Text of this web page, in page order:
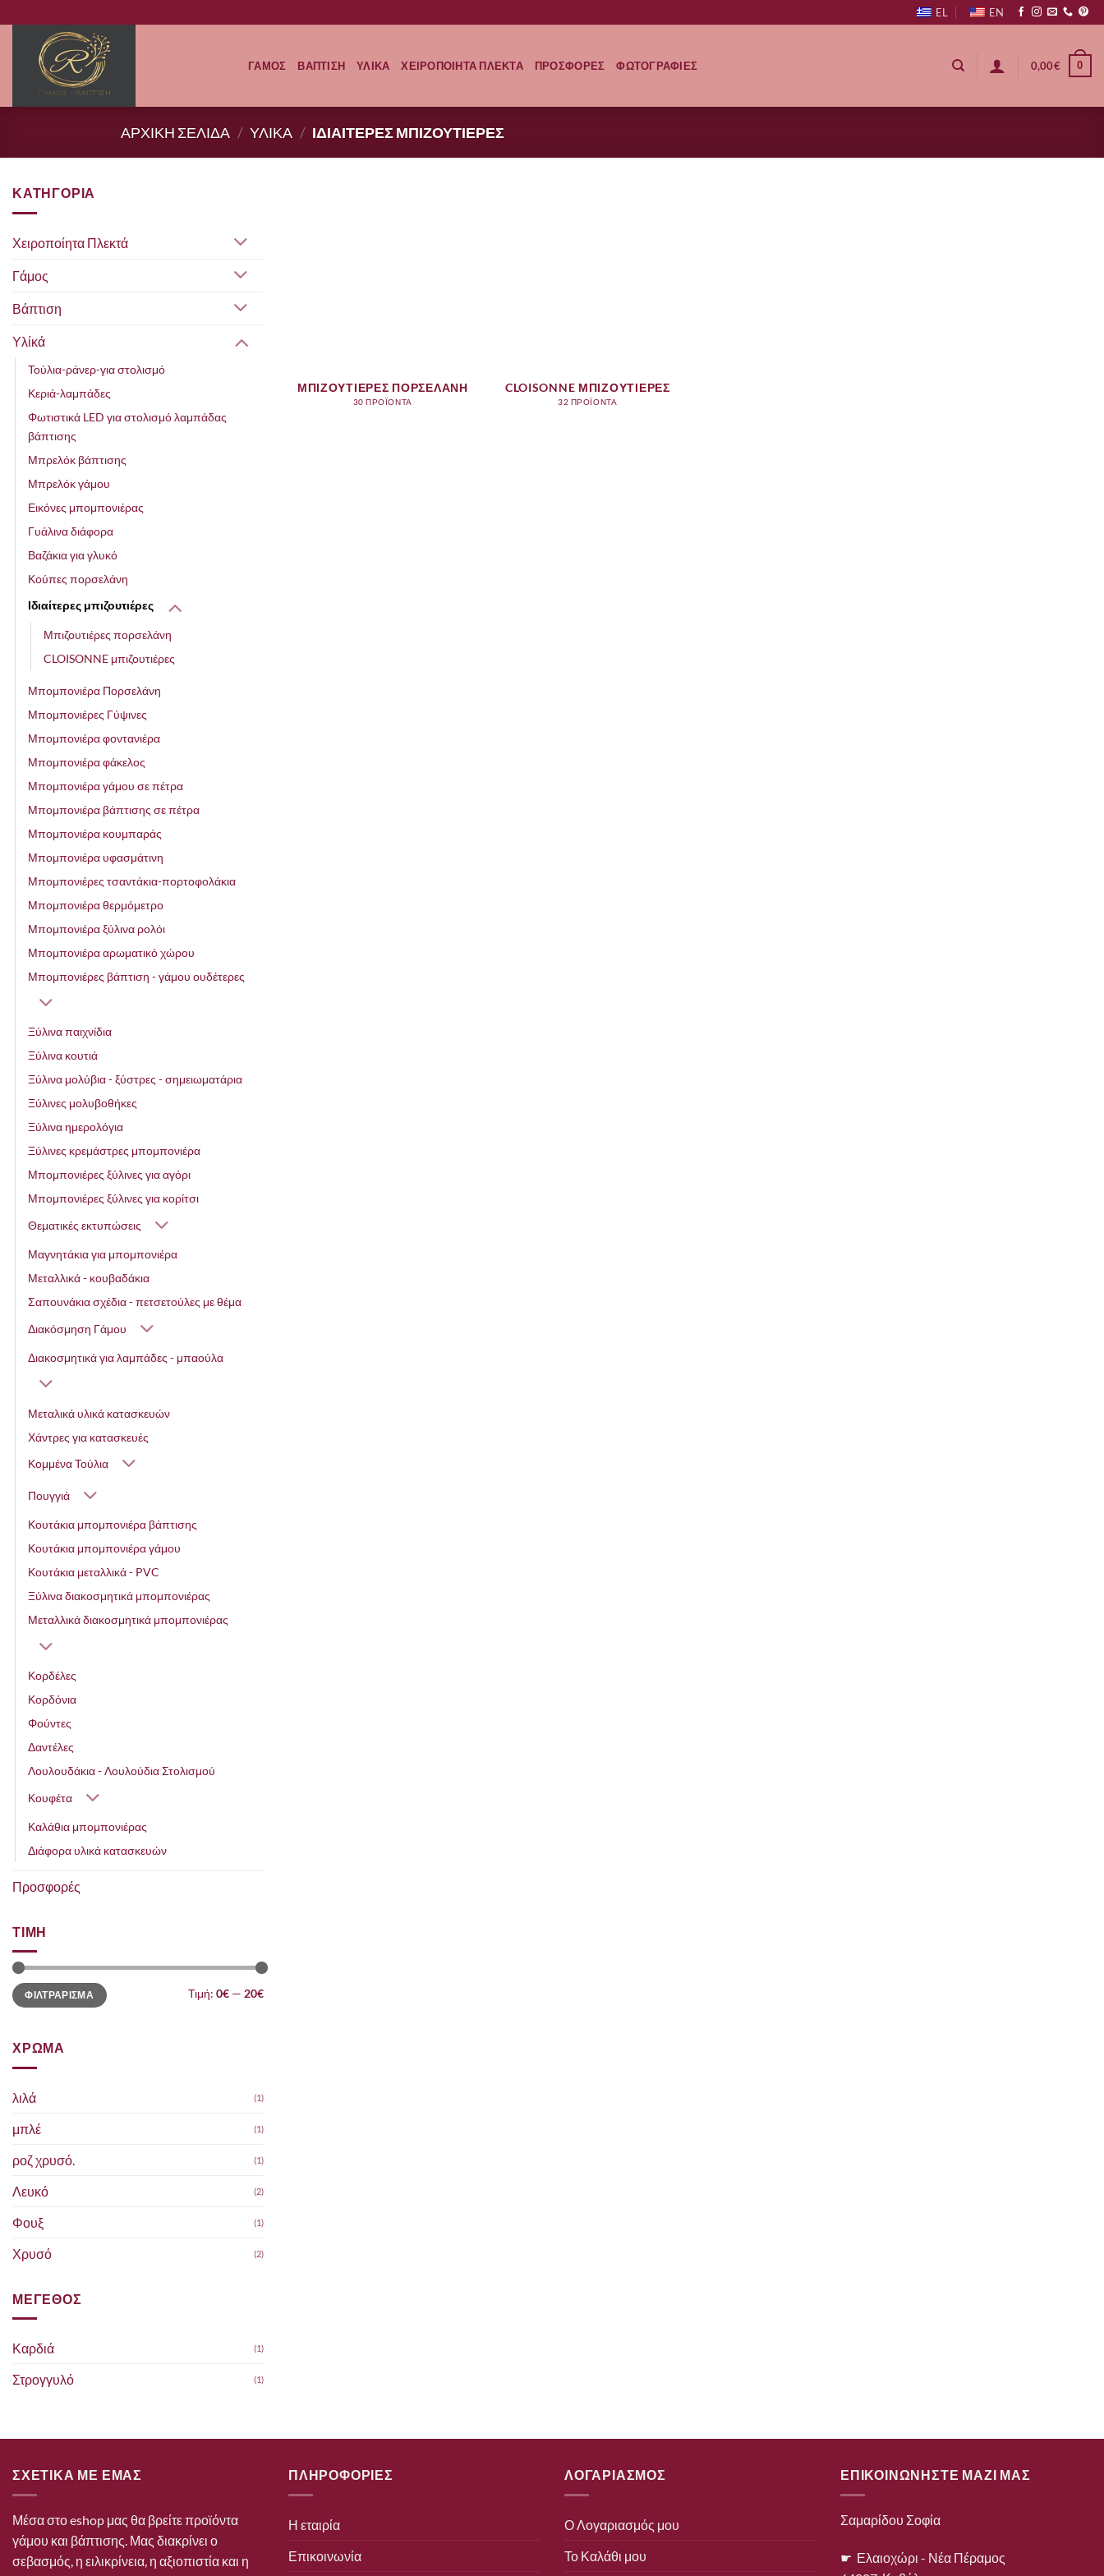
στο
περιεχόμενο
EL EN
ΓΑΜΟΣ ΒΑΠΤΙΣΗ ΥΛΙΚΑ ΧΕΙΡΟΠΟΙΗΤΑ ΠΛΕΚΤΑ ΠΡΟΣΦΟΡΕΣ ΦΩΤΟΓΡΑΦΙΕΣ 0,00€ 0
ΑΡΧΙΚΗ ΣΕΛΙΔΑ / ΥΛΙΚΑ / ΙΔΙΑΙΤΕΡΕΣ ΜΠΙΖΟΥΤΙΕΡΕΣ
ΚΑΤΗΓΟΡΙΑ
Χειροποίητα Πλεκτά
Γάμος
Βάπτιση
Υλίκά
Τούλια-ράνερ-για στολισμό
Κεριά-λαμπάδες
Φωτιστικά LED για στολισμό λαμπάδας
βάπτισης
Μπρελόκ βάπτισης
Μπρελόκ γάμου
Εικόνες μπομπονιέρας
Γυάλινα διάφορα
Βαζάκια για γλυκό
Κούπες πορσελάνη
Ιδιαίτερες μπιζουτιέρες
Μπιζουτιέρες πορσελάνη
CLOISONNE μπιζουτιέρες
Μπομπονιέρα Πορσελάνη
Μπομπονιέρες Γύψινες
Μπομπονιέρα φοντανιέρα
Μπομπονιέρα φάκελος
Μπομπονιέρα γάμου σε πέτρα
Μπομπονιέρα βάπτισης σε πέτρα
Μπομπονιέρα κουμπαράς
Μπομπονιέρα υφασμάτινη
Μπομπονιέρες τσαντάκια-πορτοφολάκια
Μπομπονιέρα θερμόμετρο
Μπομπονιέρα ξύλινα ρολόι
Μπομπονιέρα αρωματικό χώρου
Μπομπονιέρες βάπτιση - γάμου ουδέτερες
Ξύλινα παιχνίδια
Ξύλινα κουτιά
Ξύλινα μολύβια - ξύστρες - σημειωματάρια
Ξύλινες μολυβοθήκες
Ξύλινα ημερολόγια
Ξύλινες κρεμάστρες μπομπονιέρα
Μπομπονιέρες ξύλινες για αγόρι
Μπομπονιέρες ξύλινες για κορίτσι
Θεματικές εκτυπώσεις
Μαγνητάκια για μπομπονιέρα
Μεταλλικά - κουβαδάκια
Σαπουνάκια σχέδια - πετσετούλες με θέμα
Διακόσμηση Γάμου
Διακοσμητικά για λαμπάδες - μπαούλα
Μεταλικά υλικά κατασκευών
Χάντρες για κατασκευές
Κομμένα Τούλια
Πουγγιά
Κουτάκια μπομπονιέρα βάπτισης
Κουτάκια μπομπονιέρα γάμου
Κουτάκια μεταλλικά - PVC
Ξύλινα διακοσμητικά μπομπονιέρας
Μεταλλικά διακοσμητικά μπομπονιέρας
Κορδέλες
Κορδόνια
Φούντες
Δαντέλες
Λουλουδάκια - Λουλούδια Στολισμού
Κουφέτα
Καλάθια μπομπονιέρας
Διάφορα υλικά κατασκευών
Προσφορές
ΤΙΜΗ
Ελάχιστη
τιμή
Μέγιστη
τιμήΦΙΛΤΡΑΡΙΣΜΑ Τιμή: 0€ — 20€
ΧΡΩΜΑ
λιλά (1)
μπλέ (1)
ροζ χρυσό. (1)
Λευκό (2)
Φουξ (1)
Χρυσό (2)
ΜΕΓΕΘΟΣ
Καρδιά (1)
Στρογγυλό (1)
ΜΠΙΖΟΥΤΙΕΡΕΣ ΠΟΡΣΕΛΑΝΗ
30 ΠΡΟΪΟΝΤΑ
CLOISONNE ΜΠΙΖΟΥΤΙΕΡΕΣ
32 ΠΡΟΪΟΝΤΑ
ΣΧΕΤΙΚΑ ΜΕ ΕΜΑΣ
Μέσα στο eshop μας θα βρείτε προϊόντα
γάμου και βάπτισης. Μας διακρίνει ο
σεβασμός, η ειλικρίνεια, η αξιοπιστία και η
ΠΛΗΡΟΦΟΡΙΕΣ
Η εταιρία
Επικοινωνία
ΛΟΓΑΡΙΑΣΜΟΣ
Ο Λογαριασμός μου
Το Καλάθι μου
ΕΠΙΚΟΙΝΩΝΗΣΤΕ ΜΑΖΙ ΜΑΣ
Σαμαρίδου Σοφία
☛ Ελαιοχώρι - Νέα Πέραμος